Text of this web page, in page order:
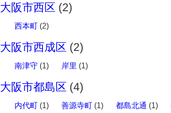
大阪市西区 (2)
西本町 (2)
大阪市西成区 (2)
南津守 (1) 岸里 (1)
大阪市都島区 (4)
内代町 (1) 善源寺町 (1) 都島北通 (1)